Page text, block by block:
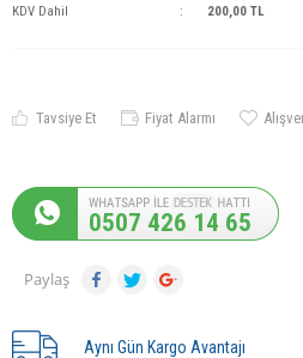
KDV Dahil : 200,00 TL
Tavsiye Et Fiyat Alarmı
0507 426 14 65
Paylaş
Aynı Gün Kargo Avantajı